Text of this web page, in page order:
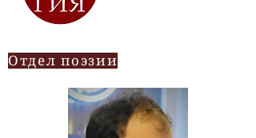
Отдел поэзии